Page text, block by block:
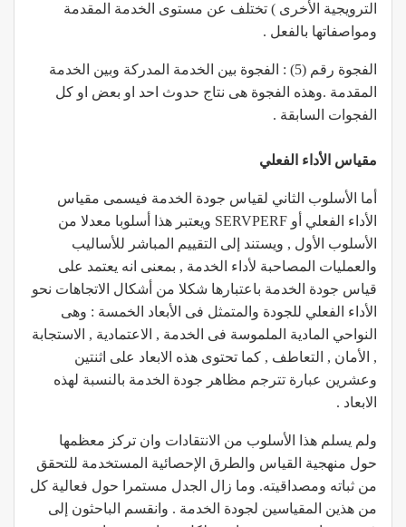
الترويجية الأخرى ) تختلف عن مستوى الخدمة المقدمة
ومواصفاتها بالفعل .
الفجوة رقم (5) : الفجوة بين الخدمة المدركة وبين الخدمة
المقدمة .وهذه الفجوة هى نتاج حدوث احد او بعض او كل
الفجوات السابقة .
مقياس الأداء الفعلي
أما الأسلوب الثاني لقياس جودة الخدمة فيسمى مقياس
الأداء الفعلي أو SERVPERF ويعتبر هذا أسلوبا معدلا من
الأسلوب الأول , ويستند إلى التقييم المباشر للأساليب
والعمليات المصاحبة لأداء الخدمة , بمعنى انه يعتمد على
قياس جودة الخدمة باعتبارها شكلا من أشكال الاتجاهات نحو
الأداء الفعلي للجودة والمتمثل فى الأبعاد الخمسة : وهى
النواحي المادية الملموسة فى الخدمة , الاعتمادية , الاستجابة
, الأمان , التعاطف , كما تحتوى هذه الابعاد على اثنتين
وعشرين عبارة تترجم مظاهر جودة الخدمة بالنسبة لهذه
الابعاد .
ولم يسلم هذا الأسلوب من الانتقادات وان تركز معظمها
حول منهجية القياس والطرق الإحصائية المستخدمة للتحقق
من ثباته ومصداقيته. وما زال الجدل مستمرا حول فعالية كل
من هذين المقياسين لجودة الخدمة . وانقسم الباحثون إلى